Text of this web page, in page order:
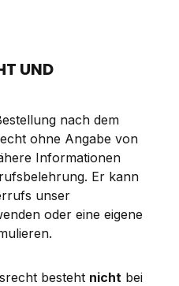
UND
nach dem
ohne Angabe von
Informationen
Er kann
unser
oder eine eigene
besteht nicht bei